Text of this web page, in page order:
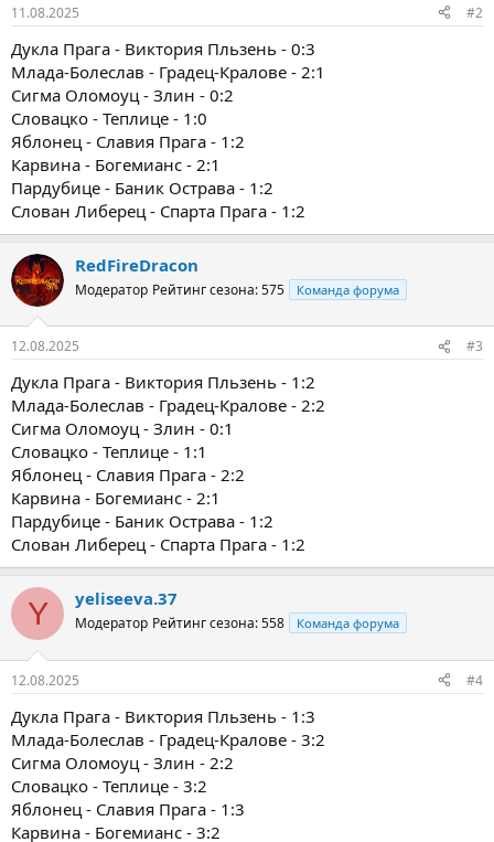
11.08.2025 #2
Дукла Прага - Виктория Пльзень - 0:3
Млада-Болеслав - Градец-Кралове - 2:1
Сигма Оломоуц - Злин - 0:2
Словацко - Теплице - 1:0
Яблонец - Славия Прага - 1:2
Карвина - Богемианс - 2:1
Пардубице - Баник Острава - 1:2
Слован Либерец - Спарта Прага - 1:2
RedFireDracon
Модератор Рейтинг сезона: 575 Команда форума
12.08.2025 #3
Дукла Прага - Виктория Пльзень - 1:2
Млада-Болеслав - Градец-Кралове - 2:2
Сигма Оломоуц - Злин - 0:1
Словацко - Теплице - 1:1
Яблонец - Славия Прага - 2:2
Карвина - Богемианс - 2:1
Пардубице - Баник Острава - 1:2
Слован Либерец - Спарта Прага - 1:2
Y yeliseeva.37
Модератор Рейтинг сезона: 558 Команда форума
12.08.2025 #4
Дукла Прага - Виктория Пльзень - 1:3
Млада-Болеслав - Градец-Кралове - 3:2
Сигма Оломоуц - Злин - 2:2
Словацко - Теплице - 3:2
Яблонец - Славия Прага - 1:3
Карвина - Богемианс - 3:2